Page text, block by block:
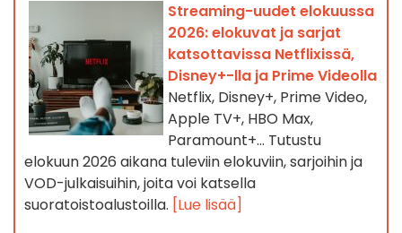
Streaming-uudet elokuussa
2026: elokuvat ja sarjat
katsottavissa Netflixissä,
Disney+-lla ja Prime Videolla
Netflix, Disney+, Prime Video,
Apple TV+, HBO Max,
Paramount+… Tutustu
elokuun 2026 aikana tuleviin elokuviin, sarjoihin ja
VOD-julkaisuihin, joita voi katsella
suoratoistoalustoilla. [Lue lisää]